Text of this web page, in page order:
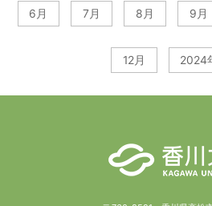
6月 7月 8月 9月
12月 2024